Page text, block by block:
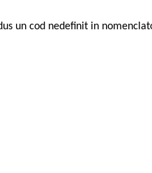
un cod nedefinit in